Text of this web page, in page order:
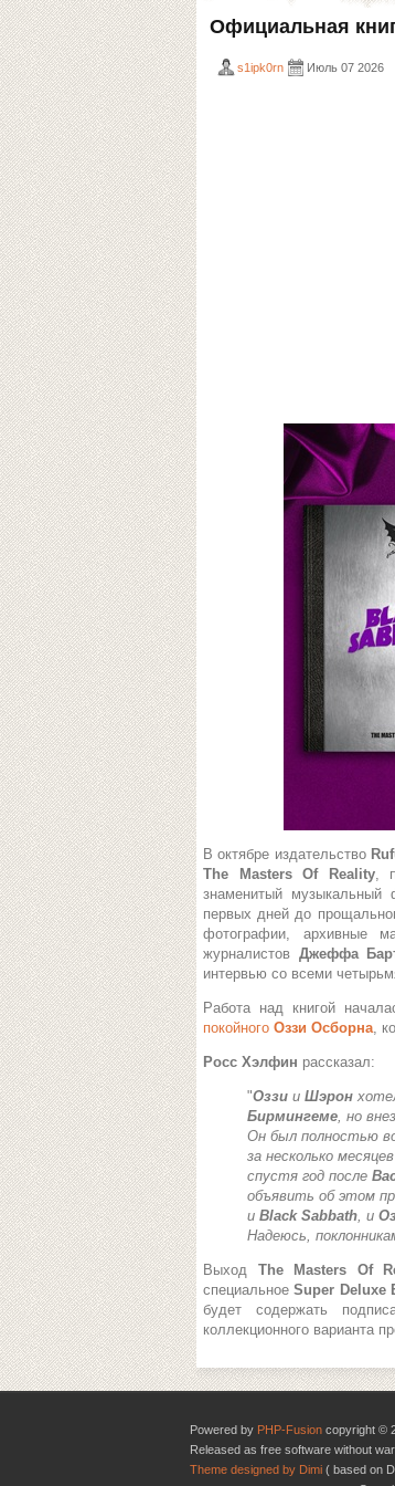
Официальная
s1ipk0rn Июль 07 2026
В октябре издательство
The Masters Of Reality,
знаменитый музыкальный
первых дней до
фотографии, архивные
журналистов Джеффа
интервью со всеми
Работа над книгой
покойного Оззи Осборна,
Росс Хэлфин рассказал:
"Оззи и Шэрон
Бирмингеме, но
Он был полностью
за несколько
спустя год после
объявить об этом
и Black Sabbath, и
Надеюсь,
Выход The Masters Of
специальноеSuper Deluxe
будет содержать
коллекционного варианта
Powered by PHP-Fusion copyright ©
Released as free software without
Theme designed by Dimi ( based on